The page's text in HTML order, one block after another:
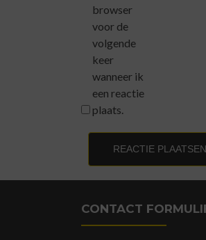
browser
voor de
volgende
keer
wanneer ik
een reactie
plaats.
CONTACT